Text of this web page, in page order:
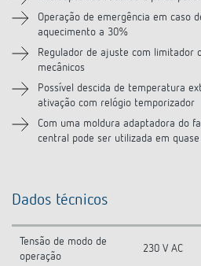
Operação de emergência em caso
aquecimento a 30%
Regulador de ajuste com limitador
mecânicos
Possível descida de temperatura
ativação com relógio temporizador
Com uma moldura adaptadora do
central pode ser utilizada em
Dados técnicos
Tensão de modo de
operação
230 V AC